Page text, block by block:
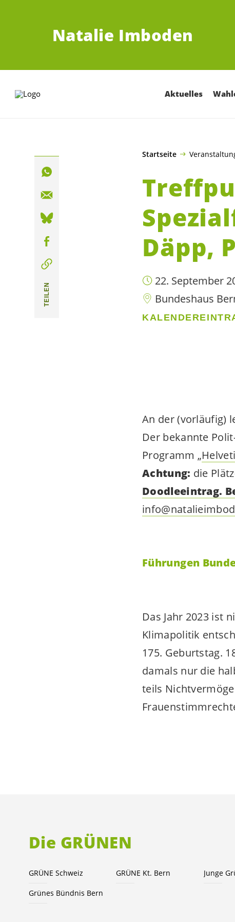
Natalie Imboden
Aktuelles
Startseite
Däpp,
22. September
Bundeshaus
An der (vorläufig)
Der bekannte
Programm „
Achtung: die
Doodleeintrag.
Führungen
Das Jahr 2023 ist
Klimapolitik
175. Geburtstag.
damals nur die
teils
TEILEN
Die GRÜNEN
GRÜNE Schweiz GRÜNE Kt. Bern Junge
Grünes Bündnis Bern